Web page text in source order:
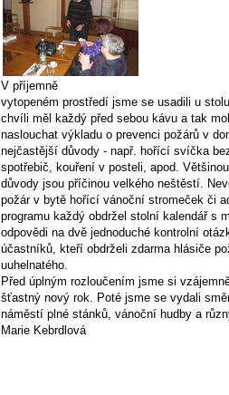
V příjemně
vytopeném prostředí jsme se usadili u
chvíli měl každý před sebou kávu a tak
naslouchat výkladu o prevenci požárů v
nejčastější důvody - např. hořící svíčka
spotřebič, kouření v posteli, apod.
důvody jsou příčinou velkého neštěstí.
požár v bytě hořící vánoční stromeček či
programu každý obdržel stolní kalendář s
odpovědi na dvě jednoduché kontrolní
účastníků, kteří obdrželi zdarma hlásiče
uuhelnatého.
Před úplným rozloučením jsme si
šťastný nový rok. Poté jsme se vydali
náměstí plné stánků, vánoční hudby a
Marie Kebrdlová